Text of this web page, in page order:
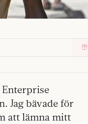
Jag bävade för
att lämna mitt